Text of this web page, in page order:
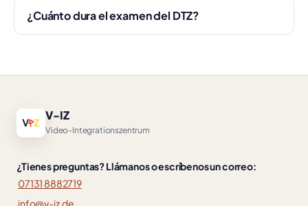
¿Cuánto dura el examen del DTZ?
V-IZ
Video-Integrationszentrum
¿Tienes preguntas? Llámanos o escríbenos un correo:
07131 8882719
info@v-iz.de